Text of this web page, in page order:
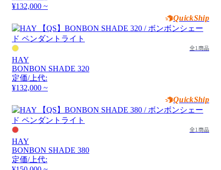
¥132,000 ~
QuickShip
全1商品
HAY
BONBON SHADE 320
定価/上代:
¥132,000 ~
QuickShip
全1商品
HAY
BONBON SHADE 380
定価/上代: